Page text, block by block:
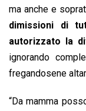
ma anche e
dimissioni di
autorizzato la
ignorando
fregandosene
“Da mamma